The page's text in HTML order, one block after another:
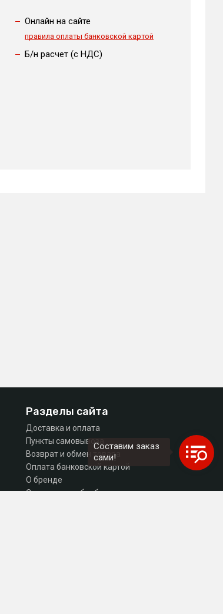
Онлайн на сайте
правила оплаты банковской картой
Б/н расчет (c НДС)
Разделы сайта
Доставка и оплата
Пункты самовывоза
Возврат и обмен товара
Оплата банковской картой
О бренде
Согласие на обработку персональных данных
Составим заказ
сами!